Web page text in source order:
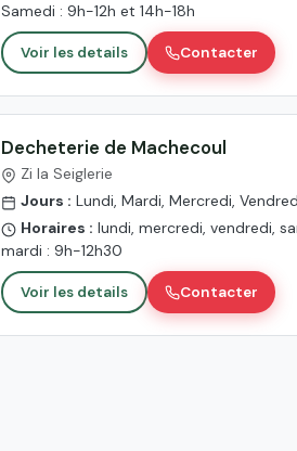
Samedi : 9h-12h et 14h-18h
Voir les details Contacter
Decheterie de Machecoul
Zi la Seiglerie
Jours : Lundi, Mardi, Mercredi,
Horaires : lundi, mercredi, vendredi,
mardi : 9h-12h30
Voir les details Contacter